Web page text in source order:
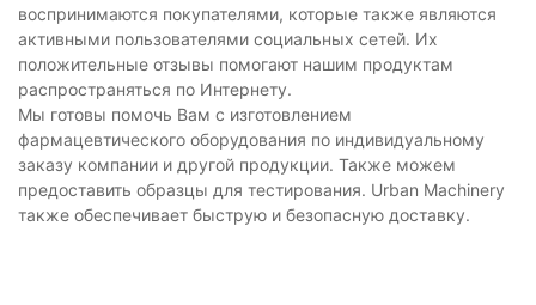
воспринимаются покупателями, которые также являются
активными пользователями социальных сетей. Их
положительные отзывы помогают нашим продуктам
распространяться по Интернету.
Мы готовы помочь Вам с изготовлением
фармацевтического оборудования по индивидуальному
заказу компании и другой продукции. Также можем
предоставить образцы для тестирования. Urban Machinery
также обеспечивает быструю и безопасную доставку.